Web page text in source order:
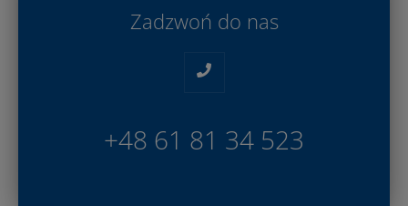
Zadzwoń do nas
+48 61 81 34 523